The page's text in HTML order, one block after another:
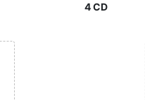
4 CD